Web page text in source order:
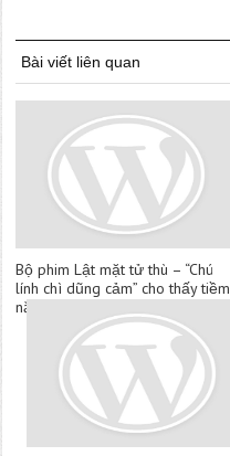
Bài viết liên quan
Bộ phim Lật mặt tử thù – “Chú
lính chì dũng cảm” cho thấy tiềm
năng đáng gờm của MBC